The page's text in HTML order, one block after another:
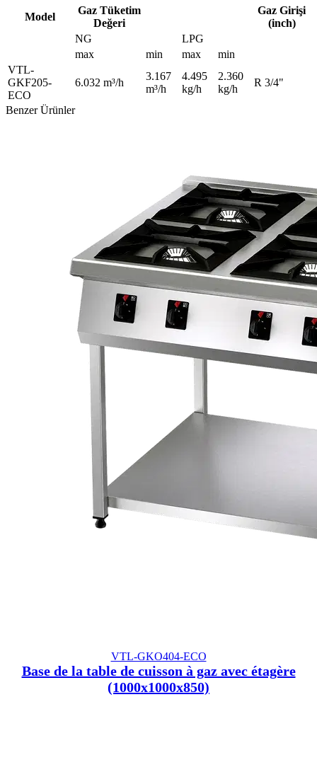
Model
Gaz Tüketim
Değeri
Gaz Girişi
(inch)
NG
LPG
max
min max
min
VTL-
GKF205-
ECO
6.032 m³/h
3.167
m³/h
4.495
kg/h
2.360
kg/h
R 3/4"
Benzer Ürünler
VTL-GKO404-ECO
Base de la table de cuisson à gaz avec étagère
(1000x1000x850)